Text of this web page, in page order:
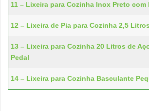
11 – Lixeira para Cozinha Inox Preto com
12 – Lixeira de Pia para Cozinha 2,5
13 – Lixeira para Cozinha 20 Litros de
Pedal
14 – Lixeira para Cozinha Basculante